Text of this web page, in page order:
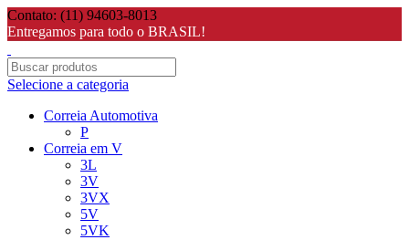
Contato: (11) 94603-8013
Entregamos para todo o BRASIL!
Selecione a categoria
Correia Automotiva
P
Correia em V
3L
3V
3VX
5V
5VK